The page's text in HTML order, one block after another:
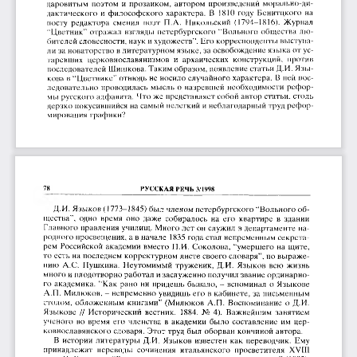
даровитым  поэтом  и  прозаиком,  автором  произведений  морально-ди­
дактического  и  философского  характера.  В  1810  году  Бенитцкого  на
посту  редактора  сменил  поэт  П.А.  Никольский  (1794—1816).  Журнал
“Цветник"  отражал  взгляды  петербургского “Вольного  общества  лю­
бителей словесности, наук и художеств”. Его корреспонденты выступа­
ли за новаторство в литературном языке, за освобождение языка от ус­
таревших  церковнославянизмов  и  архаических  конструкций,  против
последователей Шишкова. Таким образом, появление статьи Д.И. Язы­
кова в “Цветнике" отнюдь не  носило случайного харак тера.  В  ней пос­
ледовательно  проводилась  мысль о  назревшей  необходимости  рефор­
мы русского алфавита.  Что же  представляет собой автор ст атьи, столь
дерзко покусившийся на самый нелегкий и неблагодарный труд рефор­
мирования  графики?
78 РУССКАЯ РЕЧЬ 3/1998
Д.И. Языков (1773-1845) был членом петербургского “Вольного об­
щества",  одно  время  оно  даже  собиралось  на  его  квартире  в  здании
Главного правления училищ. Много лет он служил в департаменте на­
родного просвещения, а в начале  1835 года стал непременным секрета­
рем Российской академии вместо П.И.  Соколова, “умершего на  щите,
то есть на последнем корректурном листе своего словаря”, по выраже­
нию  А.С.  Пушкина.  Неутомимый труженик,  Д.И.  Языков  всю  жизнь
много и плодотворно работал и заслуженно получил звание ординарно­
го  академика.  “Как  рано  ни  придешь бывало, -   вспоминал  о  Языкове
А.П.  Милюков, -  непременно увидишь его в кабинете, за письменным
столом,  обложенным  книгами” (Милюков  А.П.  Воспоминание  о  Д.И.
Языкове  //  Исторический  вестник.  1884.  No  4).  Важнейшим  занятием
ученого  во  время  его  членства  в  академии  было  составление  им  цер­
ковнославянского словаря. Этот труд был оборван  кончиной автора.
В  истории  литературы  Д.И.  Языков известен  как  переводчик.  Ему
принадлежат  переводы  сочинения  итальянского  просветителя  XVIII